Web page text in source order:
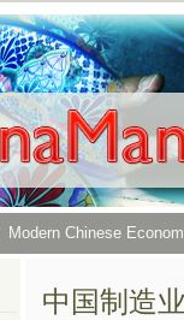
Modern Chinese
中国制造